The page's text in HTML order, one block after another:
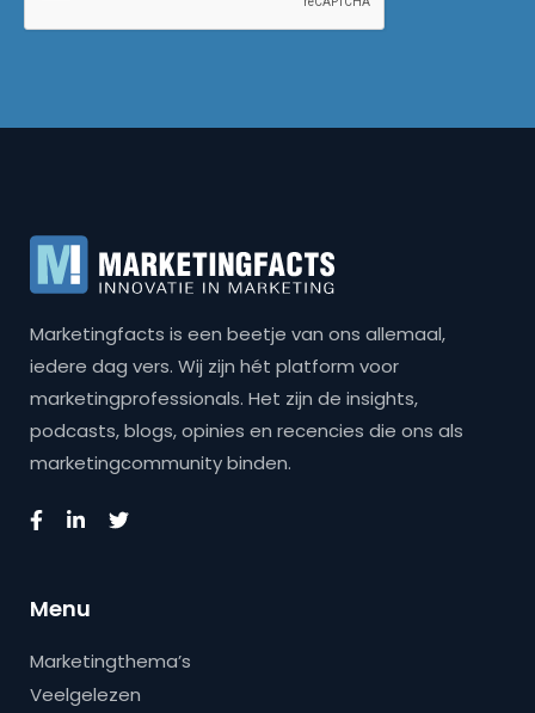
Marketingfacts is een beetje van ons allemaal,
iedere dag vers. Wij zijn hét platform voor
marketingprofessionals. Het zijn de insights,
podcasts, blogs, opinies en recencies die ons als
marketingcommunity binden.
Menu
Marketingthema’s
Veelgelezen